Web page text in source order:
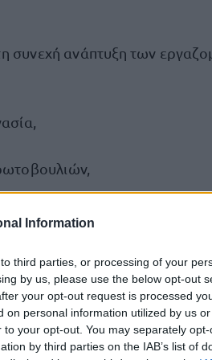
Information
third parties, or processing of your
by us, please use the below opt-out
your opt-out request is processed
on personal information utilized by us
your opt-out. You may separately
by third parties on the IAB’s list of
συνεχή ανάπτυξη των
, ενός από τους
και εμπειρία από